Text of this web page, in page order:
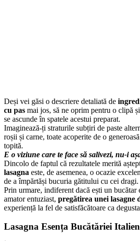
Deși vei găsi o descriere detaliată de
cu pas mai jos, să ne oprim pentru o clipă
se ascunde în spatele acestui preparat.
Imaginează-ți straturile subțiri de paste
roșii și carne, toate acoperite de o
topită.
E o viziune care te face să salivezi, nu-i
Dincolo de faptul că rezultatele merită
lasagna este, de asemenea, o ocazie
de a împărtăși bucuria gătitului cu cei dragi.
Prin urmare, indiferent dacă ești un bucătar
amator entuziast, pregătirea unei lasagne
experiență la fel de satisfăcătoare ca
Lasagna Esența Bucătăriei